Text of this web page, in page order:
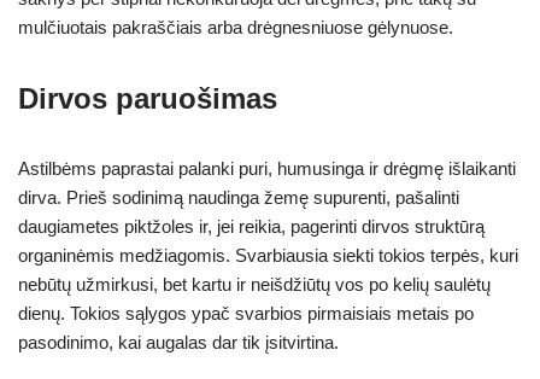
mulčiuotais pakraščiais arba drėgnesniuose gėlynuose.
Dirvos paruošimas
Astilbėms paprastai palanki puri, humusinga ir drėgmę išlaikanti
dirva. Prieš sodinimą naudinga žemę supurenti, pašalinti
daugiametes piktžoles ir, jei reikia, pagerinti dirvos struktūrą
organinėmis medžiagomis. Svarbiausia siekti tokios terpės, kuri
nebūtų užmirkusi, bet kartu ir neišdžiūtų vos po kelių saulėtų
dienų. Tokios sąlygos ypač svarbios pirmaisiais metais po
pasodinimo, kai augalas dar tik įsitvirtina.